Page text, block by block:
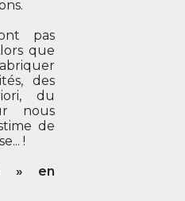
pas
que
des
du
nous
de
!
» en